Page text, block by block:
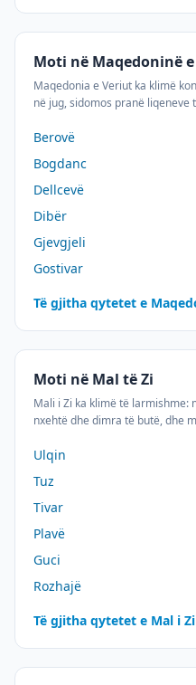
Moti në Maqedoninë
Maqedonia e Veriut ka klimë
në jug, sidomos pranë liqeneve
kanë klimë alpine. Gjurmoni
Berovë
Bogdanc
Dellcevë
Dibër
Gjevgjeli
Gostivar
Të gjitha qytetet e
Moti në Mal të Zi
Mali i Zi ka klimë të larmishme:
nxehtë dhe dimra të butë, dhe
karakteristika të ndryshme
Ulqin
Tuz
Tivar
Plavë
Guci
Rozhajë
Të gjitha qytetet e Mal i Zi